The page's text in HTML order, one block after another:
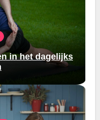
in het dagelijks